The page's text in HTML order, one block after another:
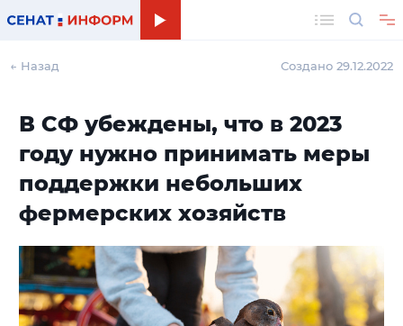
← Назад Создано 29.12.2022
В СФ убеждены, что в 2023
году нужно принимать меры
поддержки небольших
фермерских хозяйств